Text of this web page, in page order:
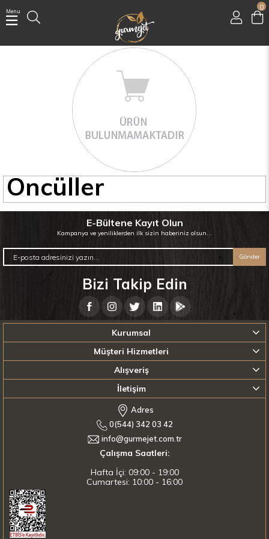
0
Menu
Üye Ol
Facebook İle Bağlan
Google İle Bağlan
Öncüller
E-Bültene Kayıt Olun
Kampanya ve yeniliklerden ilk sizin haberiniz olsun...
Gönder
Bizi Takip Edin
Kurumsal
Müşteri Hizmetleri
Alışveriş
İletişim
Adres
0(544) 342 03 42
info@gurmejet.com.tr
Çalışma Saatleri:
Hafta İçi: 09:00 - 19:00
Cumartesi: 10:00 - 16:00